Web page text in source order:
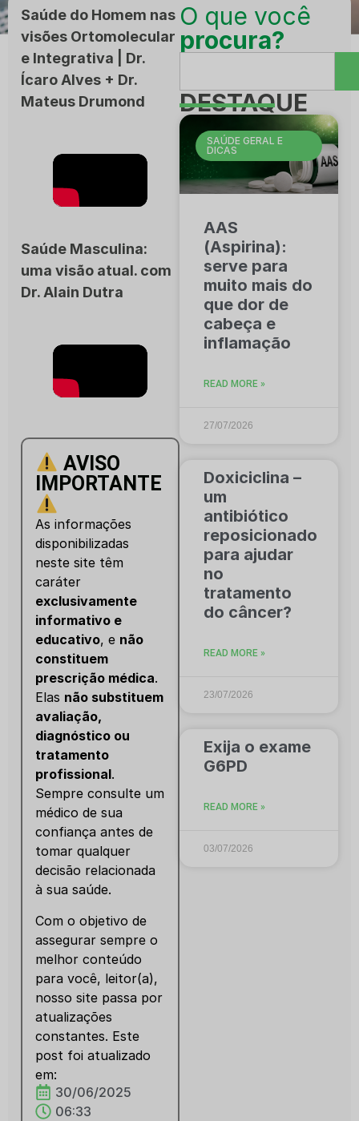
Saúde do Homem nas
visões Ortomolecular
e Integrativa | Dr.
Ícaro Alves + Dr.
Mateus Drumond
Saúde Masculina:
uma visão atual. com
Dr. Alain Dutra
AVISO
IMPORTANTE
As informações
disponibilizadas
neste site têm
caráter
exclusivamente
informativo e
educativo, e não
constituem
prescrição médica.
Elas não substituem
avaliação,
diagnóstico ou
tratamento
profissional.
Sempre consulte um
médico de sua
confiança antes de
tomar qualquer
decisão relacionada
à sua saúde.
Com o objetivo de
assegurar sempre o
melhor conteúdo
para você, leitor(a),
nosso site passa por
atualizações
constantes. Este
post foi atualizado
em:
30/06/2025
06:33
O que você
procura?
DESTAQUE
SAÚDE GERAL E
DICAS
AAS
(Aspirina):
serve para
muito mais do
que dor de
cabeça e
inflamação
READ MORE »
27/07/2026
Doxiciclina –
um
antibiótico
reposicionado
para ajudar
no
tratamento
do câncer?
READ MORE »
23/07/2026
Exija o exame
G6PD
READ MORE »
03/07/2026